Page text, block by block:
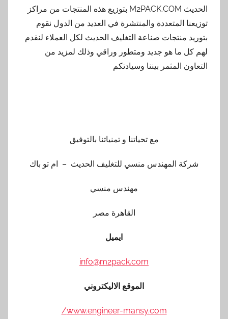
الحديث M2PACK.COM بتوزيع هذه المنتجات من مراكز
توزيعنا المتعددة والمنتشرة في العديد من الدول نقوم
بتوريد منتجات صناعة التغليف الحديث لكل العملاء لنقدم
لهم كل ما هو جديد ومتطور وراقي وذلك لمزيد من
التعاون المثمر بيننا وسيادتكم
مع تحياتنا و تمنياتنا بالتوفيق
شركة المهندس منسي للتغليف الحديث – ام تو باك
مهندس منسي
القاهرة مصر
ايميل
info@m2pack.com
الموقع الاليكتروني
www.engineer-mansy.com/